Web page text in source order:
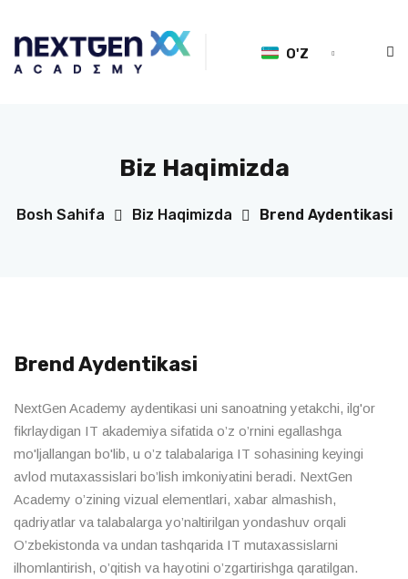
O'Z
Biz Haqimizda
Bosh Sahifa Biz Haqimizda Brend Aydentikasi
Brend Aydentikasi
NextGen Academy aydentikasi uni sanoatning yetakchi, ilg'or
fikrlaydigan IT akademiya sifatida o’z o’rnini egallashga
mo'ljallangan bo'lib, u o’z talabalariga IT sohasining keyingi
avlod mutaxassislari bo’lish imkoniyatini beradi. NextGen
Academy o’zining vizual elementlari, xabar almashish,
qadriyatlar va talabalarga yo’naltirilgan yondashuv orqali
O’zbekistonda va undan tashqarida IT mutaxassislarni
ilhomlantirish, o’qitish va hayotini o’zgartirishga qaratilgan.